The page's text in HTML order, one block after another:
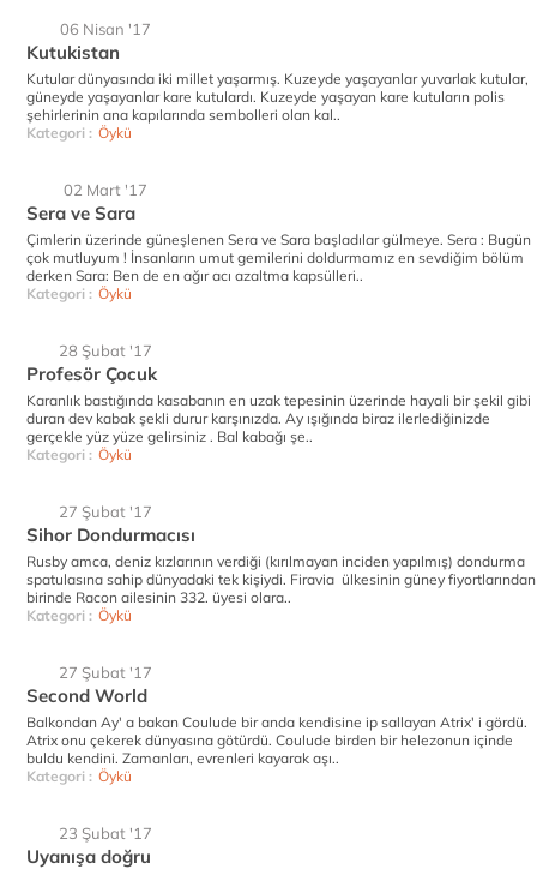
06 Nisan '17
Kutukistan
Kutular dünyasında iki millet yaşarmış. Kuzeyde yaşayanlar yuvarlak kutular,
güneyde yaşayanlar kare kutulardı. Kuzeyde yaşayan kare kutuların polis
şehirlerinin ana kapılarında sembolleri olan kal..
Kategori : Öykü
02 Mart '17
Sera ve Sara
Çimlerin üzerinde güneşlenen Sera ve Sara başladılar gülmeye. Sera : Bugün
çok mutluyum ! İnsanların umut gemilerini doldurmamız en sevdiğim bölüm
derken Sara: Ben de en ağır acı azaltma kapsülleri..
Kategori : Öykü
28 Şubat '17
Profesör Çocuk
Karanlık bastığında kasabanın en uzak tepesinin üzerinde hayali bir şekil gibi
duran dev kabak şekli durur karşınızda. Ay ışığında biraz ilerlediğinizde
gerçekle yüz yüze gelirsiniz . Bal kabağı şe..
Kategori : Öykü
27 Şubat '17
Sihor Dondurmacısı
Rusby amca, deniz kızlarının verdiği (kırılmayan inciden yapılmış) dondurma
spatulasına sahip dünyadaki tek kişiydi. Firavia ülkesinin güney fiyortlarından
birinde Racon ailesinin 332. üyesi olara..
Kategori : Öykü
27 Şubat '17
Second World
Balkondan Ay' a bakan Coulude bir anda kendisine ip sallayan Atrix' i gördü.
Atrix onu çekerek dünyasına götürdü. Coulude birden bir helezonun içinde
buldu kendini. Zamanları, evrenleri kayarak aşı..
Kategori : Öykü
23 Şubat '17
Uyanışa doğru